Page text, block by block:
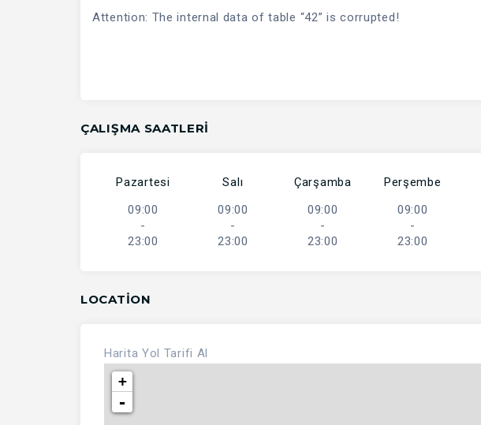
Attention: The internal data of table “42” is corrupted!
ÇALIŞMA SAATLERI
Pazartesi
09:00
-
23:00
Salı
09:00
-
23:00
Çarşamba
09:00
-
23:00
Perşembe
09:00
-
23:00
LOCATION
Harita Yol Tarifi Al
+
-